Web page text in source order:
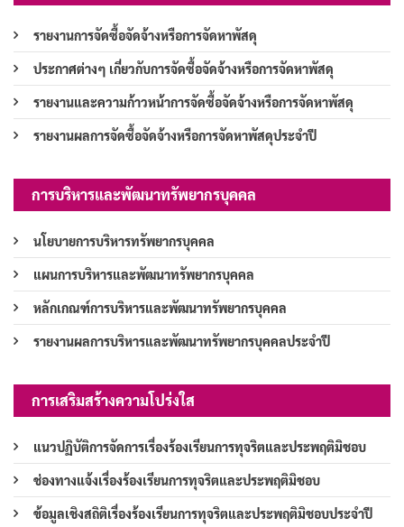
รายงานการจัดซื้อจัดจ้างหรือการจัดหาพัสดุ
ประกาศต่างๆ เกี่ยวกับการจัดซื้อจัดจ้างหรือการจัดหาพัสดุ
รายงานและความก้าวหน้าการจัดซื้อจัดจ้างหรือการจัดหาพัสดุ
รายงานผลการจัดซื้อจัดจ้างหรือการจัดหาพัสดุประจำปี
การบริหารและพัฒนาทรัพยากรบุคคล
นโยบายการบริหารทรัพยากรบุคคล
แผนการบริหารและพัฒนาทรัพยากรบุคคล
หลักเกณฑ์การบริหารและพัฒนาทรัพยากรบุคคล
รายงานผลการบริหารและพัฒนาทรัพยากรบุคคลประจำปี
การเสริมสร้างความโปร่งใส
แนวปฏิบัติการจัดการเรื่องร้องเรียนการทุจริตและประพฤติมิชอบ
ช่องทางแจ้งเรื่องร้องเรียนการทุจริตและประพฤติมิชอบ
ข้อมูลเชิงสถิติเรื่องร้องเรียนการทุจริตและประพฤติมิชอบประจำปี